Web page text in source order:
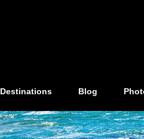
Destinations Blog